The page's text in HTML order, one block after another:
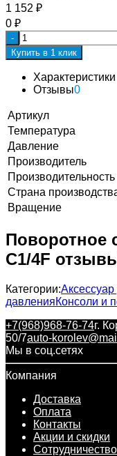
1 152 ₽
0 ₽
-
Купить в 1 клик
Характеристики
Отзывы0
Артикул
Температура
Давление
Производитель
Производительность
Страна
Вращение
Поворотное
C1/4F
Категории:
давленияКонсоли и
+7(968)968-76-74г.
50/7auto-
Мы в соц.сетях
Компания
Доставка
Оплата
Контакты
Акции и скидки
Сотрудничество